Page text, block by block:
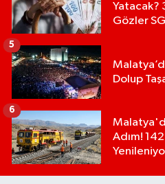
Yatacak?
Gözler
Dolup
5
Adım!
6